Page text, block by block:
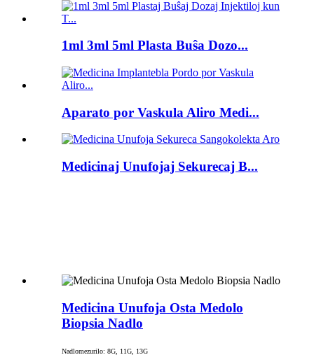
1ml 3ml 5ml Plasta Buŝa Dozo...
Aparato por Vaskula Aliro Medi...
Medicinaj Unufojaj Sekurecaj B...
Medicina Unufoja Osta Medolo
Biopsia Nadlo
Nadlomezurilo: 8G, 11G, 13G